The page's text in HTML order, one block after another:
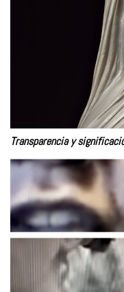
Transparencia y